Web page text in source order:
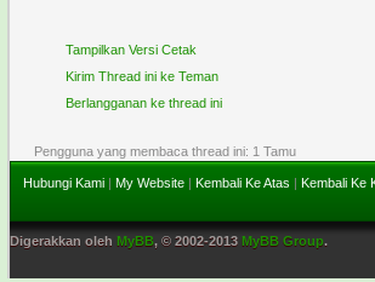
Tampilkan Versi Cetak
Kirim Thread ini ke Teman
Berlangganan ke thread ini
Pengguna yang membaca thread ini: 1 Tamu
Hubungi Kami | My Website | Kembali Ke Atas | Kembali Ke
Digerakkan oleh MyBB, © 2002-2013 MyBB Group.